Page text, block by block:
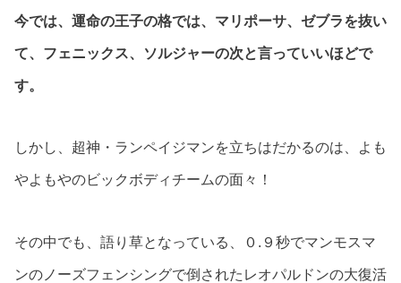
今では、運命の王子の格では、マリポーサ、ゼブラを抜い
て、フェニックス、ソルジャーの次と言っていいほどで
す。
しかし、超神・ランペイジマンを立ちはだかるのは、よも
やよもやのビックボディチームの面々！
その中でも、語り草となっている、０.９秒でマンモスマ
ンのノーズフェンシングで倒されたレオパルドンの大復活